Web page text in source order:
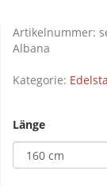
Artikelnummer:
Albana
Kategorie:
Länge